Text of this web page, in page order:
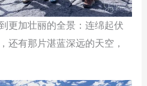
更加壮丽的全景：连绵起伏
还有那片湛蓝深远的天空，